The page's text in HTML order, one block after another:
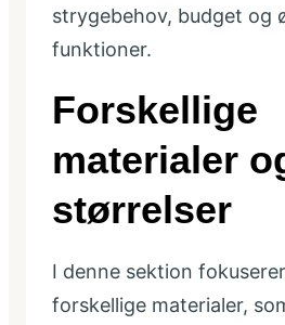
strygebehov, budget og
funktioner.
Forskellige
materialer
størrelser
I denne sektion
forskellige materialer,